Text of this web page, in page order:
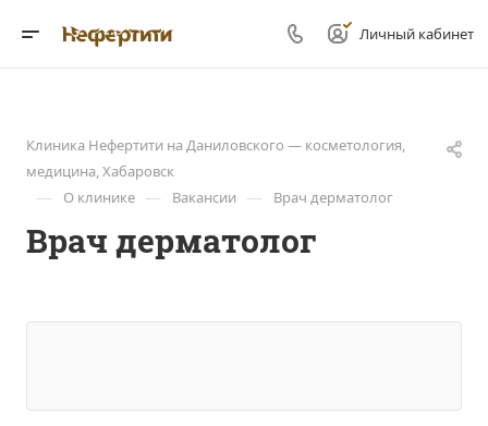
Личный кабинет
Клиника Нефертити на Даниловского — косметология,
медицина, Хабаровск
— О клинике — Вакансии — Врач дерматолог
Врач дерматолог